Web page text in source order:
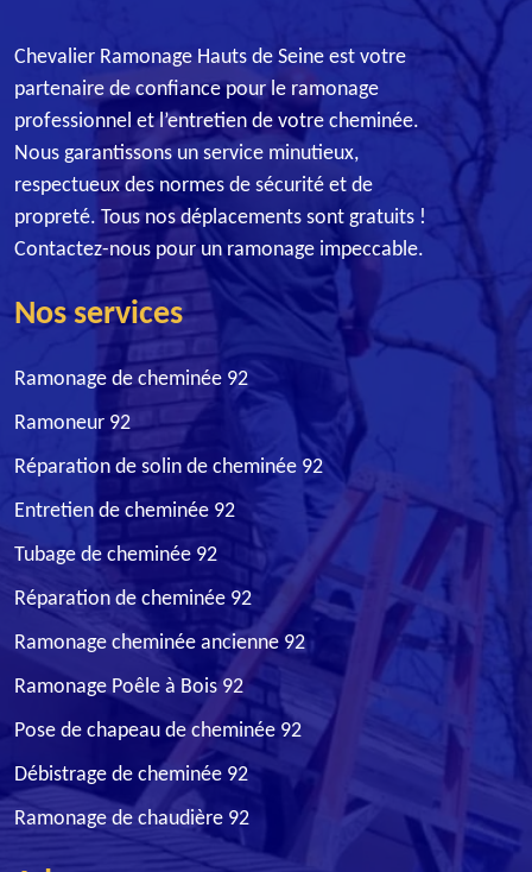
Chevalier Ramonage Hauts de Seine est votre
partenaire de confiance pour le ramonage
professionnel et l’entretien de votre cheminée.
Nous garantissons un service minutieux,
respectueux des normes de sécurité et de
propreté. Tous nos déplacements sont gratuits !
Contactez-nous pour un ramonage impeccable.
Nos services
Ramonage de cheminée 92
Ramoneur 92
Réparation de solin de cheminée 92
Entretien de cheminée 92
Tubage de cheminée 92
Réparation de cheminée 92
Ramonage cheminée ancienne 92
Ramonage Poêle à Bois 92
Pose de chapeau de cheminée 92
Débistrage de cheminée 92
Ramonage de chaudière 92